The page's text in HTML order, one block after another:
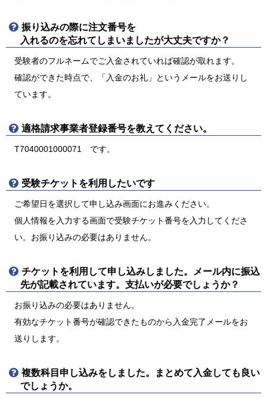
振り込みの際に注文番号を
入れるのを忘れてしまいましたが大丈夫ですか？
受験者のフルネームでご入金されていれば確認が取れます。
確認ができた時点で、「入金のお礼」というメールをお送りし
ています。
適格請求事業者登録番号を教えてください。
T7040001000071 です。
受験チケットを利用したいです
ご希望日を選択して申し込み画面にお進みください。
個人情報を入力する画面で受験チケット番号を入力してくださ
い。お振り込みの必要はありません。
チケットを利用して申し込みしました。メール内に振込
先が記載されています。支払いが必要でしょうか？
お振り込みの必要はありません。
有効なチケット番号が確認できたものから入金完了メールをお
送りします。
複数科目申し込みをしました。まとめて入金しても良い
でしょうか。